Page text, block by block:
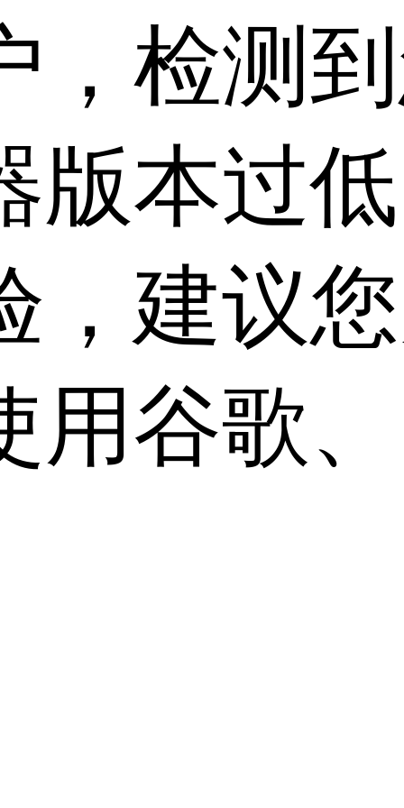
，检测
版本过
，建议
用谷歌